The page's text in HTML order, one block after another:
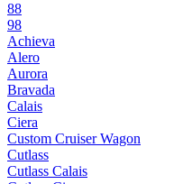
88
98
Achieva
Alero
Aurora
Bravada
Calais
Ciera
Custom Cruiser Wagon
Cutlass
Cutlass Calais